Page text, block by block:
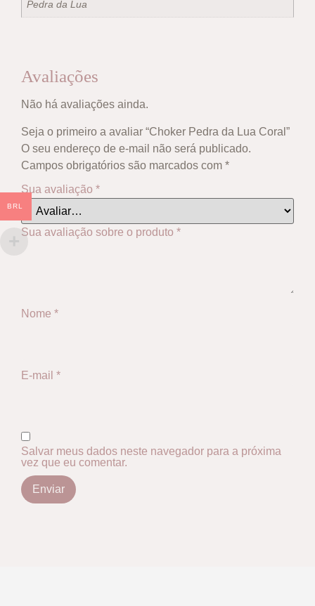
Pedra da Lua
Avaliações
Não há avaliações ainda.
Seja o primeiro a avaliar “Choker Pedra da Lua Coral”
O seu endereço de e-mail não será publicado.
Campos obrigatórios são marcados com *
Sua avaliação *
Sua avaliação sobre o produto *
Nome *
E-mail *
Salvar meus dados neste navegador para a próxima
vez que eu comentar.
BRL